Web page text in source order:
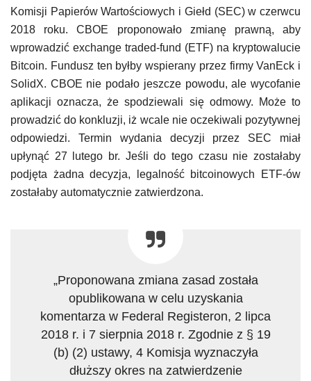
Komisji Papierów Wartościowych i Giełd (SEC) w czerwcu
2018 roku. CBOE proponowało zmianę prawną, aby
wprowadzić exchange traded-fund (ETF) na kryptowalucie
Bitcoin. Fundusz ten byłby wspierany przez firmy VanEck i
SolidX. CBOE nie podało jeszcze powodu, ale wycofanie
aplikacji oznacza, że ​​spodziewali się odmowy. Może to
prowadzić do konkluzji, iż wcale nie oczekiwali pozytywnej
odpowiedzi. Termin wydania decyzji przez SEC miał
upłynąć 27 lutego br. Jeśli do tego czasu nie zostałaby
podjęta żadna decyzja, legalność bitcoinowych ETF-ów
zostałaby automatycznie zatwierdzona.
„Proponowana zmiana zasad została
opublikowana w celu uzyskania
komentarza w Federal Registeron, 2 lipca
2018 r. i 7 sierpnia 2018 r. Zgodnie z § 19
(b) (2) ustawy, 4 Komisja wyznaczyła
dłuższy okres na zatwierdzenie